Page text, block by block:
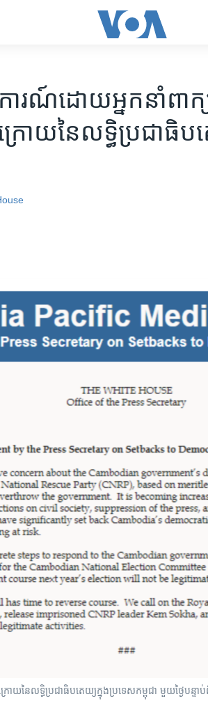
ការណ៍​ដោយ​អ្នកនាំពា
រោយ​នៃ​លទ្ធិ​ប្រជាធិប
រោយ​នៃ​លទ្ធិ​ប្រជាធិបតេយ្យ​ក្នុង​ប្រទេស​កម្ពុជា មួយថ្ងៃ